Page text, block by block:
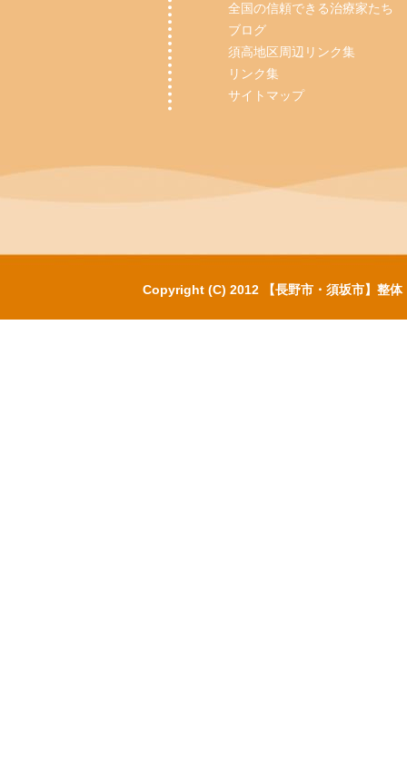
全国の信頼できる治療家たち
ブログ
須高地区周辺リンク集
リンク集
サイトマップ
Copyright (C) 2012 【長野市・須坂市】整